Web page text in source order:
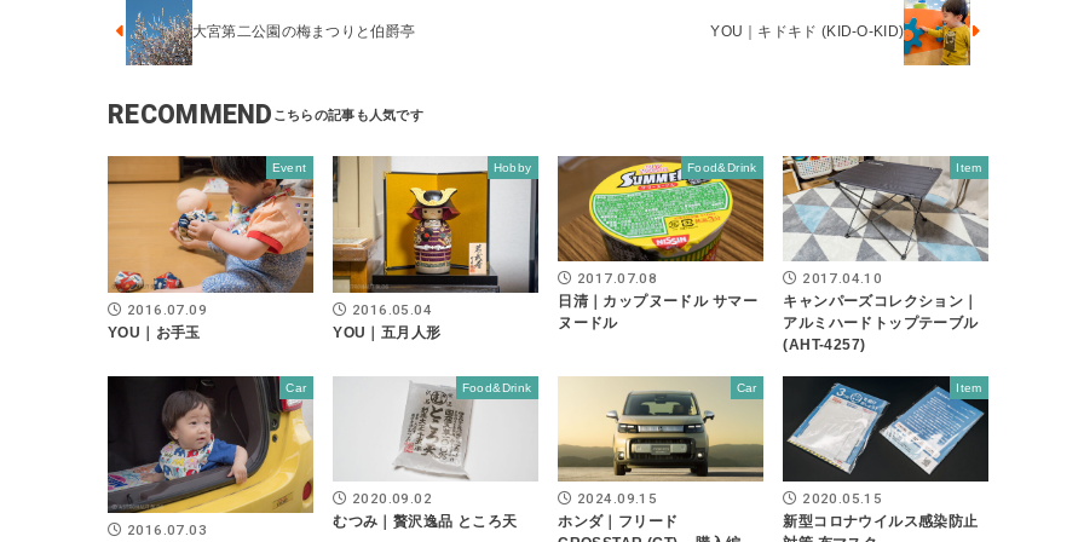
大宮第二公園の梅まつりと伯爵亭 YOU｜キドキド (KID-O-KID)
RECOMMEND
Event
2016.07.09
YOU｜お手玉
Hobby
2016.05.04
YOU｜五月人形
Food&Drink
2017.07.08
日清｜カップヌードル サマー
ヌードル
Item
2017.04.10
キャンパーズコレクション｜
アルミハードトップテーブル
(AHT-4257)
Car
2016.07.03
Food&Drink
2020.09.02
むつみ｜贅沢逸品 ところ天
Car
2024.09.15
ホンダ｜フリード
Item
2020.05.15
新型コロナウイルス感染防止